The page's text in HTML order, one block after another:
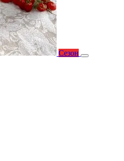
Сезон